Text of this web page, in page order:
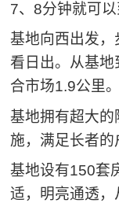
7、8分钟就可以
基地向西出发
看日出。从基
合市场1.9公里。
基地拥有超大
施，满足长者的
基地设有150套
适，明亮通透